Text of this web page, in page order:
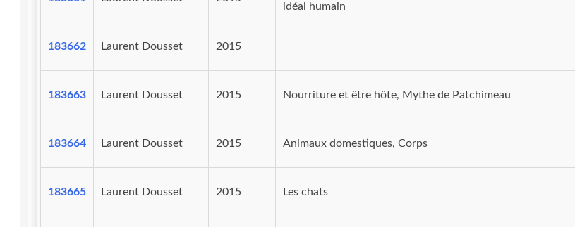
idéal humain
183662 Laurent Dousset 2015
183663 Laurent Dousset 2015 Nourriture et être hôte, Mythe de Patchimeau
183664 Laurent Dousset 2015 Animaux domestiques, Corps
183665 Laurent Dousset 2015 Les chats